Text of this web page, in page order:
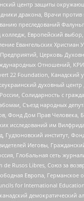
центр защиты
дракона, Врачи против
преследований
Европейский
Евангельских Христиан
Церковь
Отношений,
22 Foundation, Канадский
духовный центр
Солидарность с
Съезд народных
Фонд Дом Прав Человека,
исследований им
институт,
Иеговы,
Глобальная сеть
Rusos Libres, Союз за
Европа, Германское
for International
демократический